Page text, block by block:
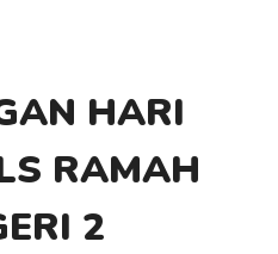
HARI
RAMAH
2